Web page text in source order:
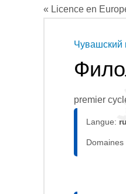
« Licence en
Чувашский
premier
Langue: